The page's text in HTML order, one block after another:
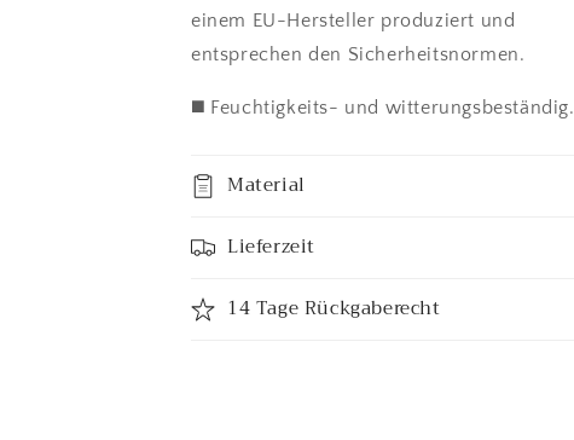
einem EU-Hersteller produziert und
entsprechen den Sicherheitsnormen.
◼️ Feuchtigkeits- und witterungsbeständig.
Material
Lieferzeit
14 Tage Rückgaberecht